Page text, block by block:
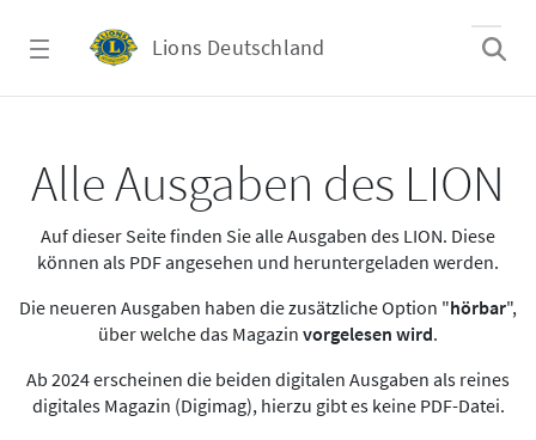
Lions Deutschland
Alle Ausgaben des LION
Auf dieser Seite finden Sie alle Ausgaben des LION. Diese
können als PDF angesehen und heruntergeladen werden.
Die neueren Ausgaben haben die zusätzliche Option "hörbar",
über welche das Magazin vorgelesen wird.
Ab 2024 erscheinen die beiden digitalen Ausgaben als reines
digitales Magazin (Digimag), hierzu gibt es keine PDF-Datei.